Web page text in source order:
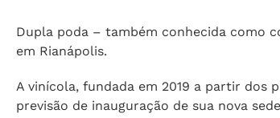
Dupla poda – também conhecida como
em Rianápolis.
A vinícola, fundada em 2019 a partir dos
previsão de inauguração de sua nova